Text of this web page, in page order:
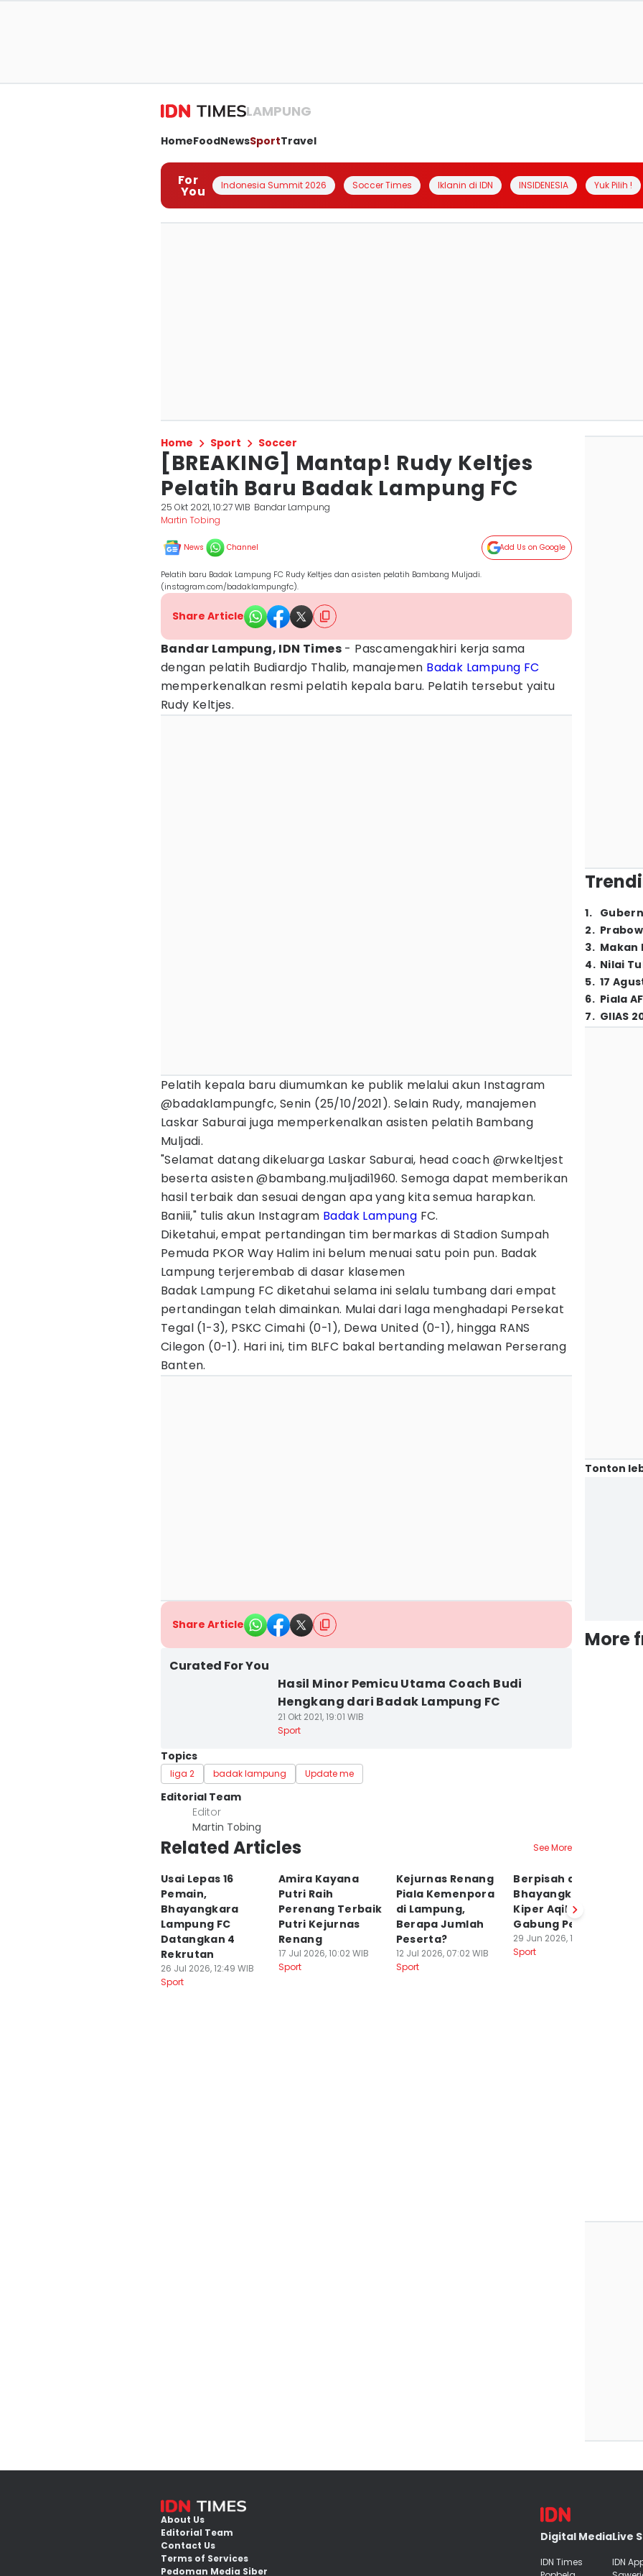
LAMPUNG
HomeFoodNewsSportTravel
For
You Indonesia Summit 2026 Soccer Times Iklanin di IDN INSIDENESIA Yuk Pilih !
Home Sport Soccer
[BREAKING] Mantap! Rudy Keltjes
Pelatih Baru Badak Lampung FC
25 Okt 2021, 10:27 WIB Bandar Lampung
Martin Tobing
News Channel Add Us on Google
Pelatih baru Badak Lampung FC Rudy Keltjes dan asisten pelatih Bambang Muljadi.
(instagram.com/badaklampungfc).
Share Article
Bandar Lampung, IDN Times - Pascamengakhiri kerja sama
dengan pelatih Budiardjo Thalib, manajemen Badak Lampung FC
memperkenalkan resmi pelatih kepala baru. Pelatih tersebut yaitu
Rudy Keltjes.
Pelatih kepala baru diumumkan ke publik melalui akun Instagram
@badaklampungfc, Senin (25/10/2021). Selain Rudy, manajemen
Laskar Saburai juga memperkenalkan asisten pelatih Bambang
Muljadi.
"Selamat datang dikeluarga Laskar Saburai, head coach @rwkeltjest
beserta asisten @bambang.muljadi1960. Semoga dapat memberikan
hasil terbaik dan sesuai dengan apa yang kita semua harapkan.
Baniii," tulis akun Instagram Badak Lampung FC.
Diketahui, empat pertandingan tim bermarkas di Stadion Sumpah
Pemuda PKOR Way Halim ini belum menuai satu poin pun. Badak
Lampung terjerembab di dasar klasemen
Badak Lampung FC diketahui selama ini selalu tumbang dari empat
pertandingan telah dimainkan. Mulai dari laga menghadapi Persekat
Tegal (1-3), PSKC Cimahi (0-1), Dewa United (0-1), hingga RANS
Cilegon (0-1). Hari ini, tim BLFC bakal bertanding melawan Perserang
Banten.
Share Article
Curated For You
Hasil Minor Pemicu Utama Coach Budi
Hengkang dari Badak Lampung FC
21 Okt 2021, 19:01 WIB
Sport
Topics
liga 2 badak lampung Update me
Editorial Team
Editor
Martin Tobing
Related Articles See More
Usai Lepas 16
Pemain,
Bhayangkara
Lampung FC
Datangkan 4
Rekrutan
26 Jul 2026, 12:49 WIB
Sport
Amira Kayana
Putri Raih
Perenang Terbaik
Putri Kejurnas
Renang
17 Jul 2026, 10:02 WIB
Sport
Kejurnas Renang
Piala Kemenpora
di Lampung,
Berapa Jumlah
Peserta?
12 Jul 2026, 07:02 WIB
Sport
Berpisah dengan
Bhayangkara FC,
Kiper Aqil Savik
Gabung Persija?
29 Jun 2026, 19:03 WIB
Sport
1.
2.
3. Makan
4. Nilai
5. 17
6. Piala
7. GIIAS
Tonton
More
About Us
Editorial Team
Contact Us
Terms of Services
Pedoman Media Siber
Digital Media
IDN Times
Live
IDN